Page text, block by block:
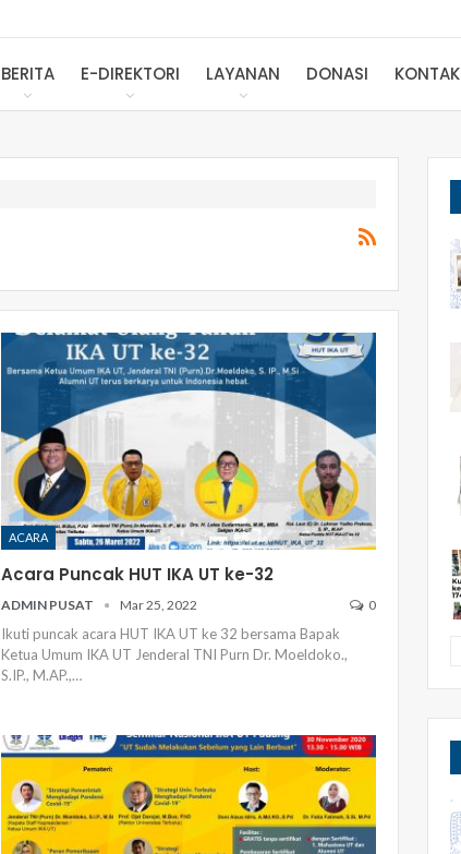
BERITA E-DIREKTORI LAYANAN DONASI KONTAK
ACARA
Acara Puncak HUT IKA UT ke-32
ADMIN PUSAT Mar 25, 2022 0
Ikuti puncak acara HUT IKA UT ke 32 bersama Bapak
Ketua Umum IKA UT Jenderal TNI Purn Dr. Moeldoko.,
S.IP., M.AP.,…